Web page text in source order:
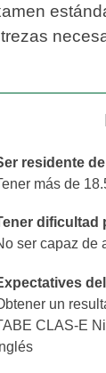
residente
más de
dificultad
ser capaz de
un
CLAS-E